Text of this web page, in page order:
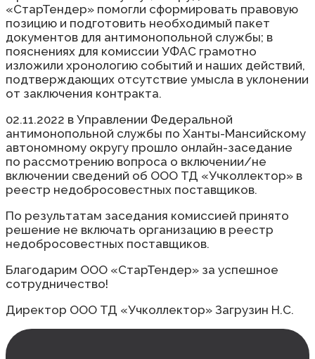
«СтарТендер» помогли сформировать правовую
позицию и подготовить необходимый пакет
документов для антимонопольной службы; в
пояснениях для комиссии УФАС грамотно
изложили хронологию событий и наших действий,
подтверждающих отсутствие умысла в уклонении
от заключения контракта.
02.11.2022 в Управлении Федеральной
антимонопольной службы по Ханты-Мансийскому
автономному округу прошло онлайн-заседание
по рассмотрению вопроса о включении/не
включении сведений об ООО ТД «Учколлектор» в
реестр недобросовестных поставщиков.
По результатам заседания комиссией принято
решение не включать организацию в реестр
недобросовестных поставщиков.
Благодарим ООО «СтарТендер» за успешное
сотрудничество!
Директор ООО ТД «Учколлектор» Загрузин Н.С.